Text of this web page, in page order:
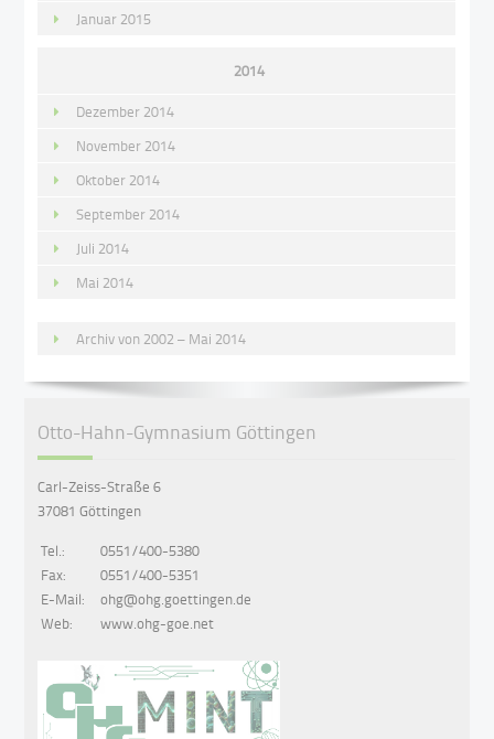
Januar 2015
2014
Dezember 2014
November 2014
Oktober 2014
September 2014
Juli 2014
Mai 2014
Archiv von 2002 – Mai 2014
Otto-Hahn-Gymnasium Göttingen
Carl-Zeiss-Straße 6
37081 Göttingen
Tel.:
0551/400-5380
Fax:
0551/400-5351
E-Mail:
ohg@ohg.goettingen.de
Web:
www.ohg-goe.net